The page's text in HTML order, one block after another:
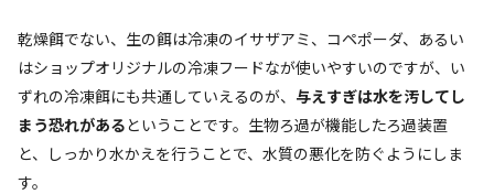
乾燥餌でない、生の餌は冷凍のイサザアミ、コペポーダ、あるい
はショップオリジナルの冷凍フードなが使いやすいのですが、い
ずれの冷凍餌にも共通していえるのが、 与えすぎは水を汚してし
まう恐れがあるということです。生物ろ過が機能したろ過装置
と、しっかり水かえを行うことで、水質の悪化を防ぐようにしま
す。